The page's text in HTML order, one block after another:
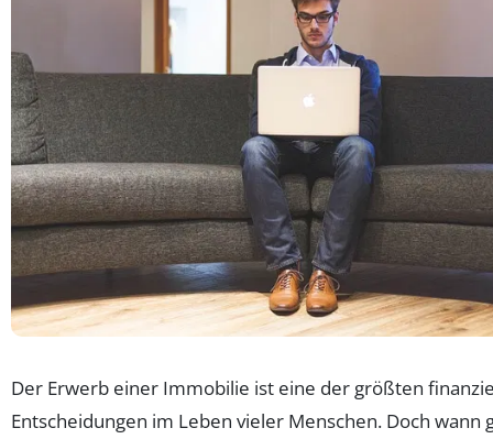
Der Erwerb einer Immobilie ist eine der größten
Entscheidungen im Leben vieler Menschen. Doch wann